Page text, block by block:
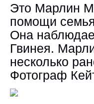
Это Марлин
помощи
Она
Гвинея.
несколько
Фотограф